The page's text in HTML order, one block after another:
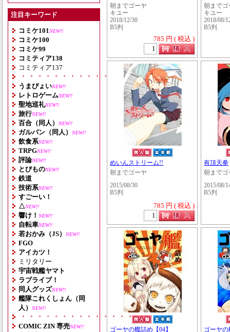
注目キーワード
コミケ101 NEW!!
コミケ100
コミケ99
コミティア138
コミティア137
・・・・・・・・・・・・・・・・・・・
うまぴょいNEW!!
レトロゲームNEW!!
聖地巡礼NEW!!
旅行NEW!!
百合（同人） NEW!!
ガルパン（同人） NEW!!
飲食系NEW!!
TRPGNEW!!
評論NEW!!
とびものNEW!!
鉄道
技術系NEW!!
すごーい！
△NEW!!
響け！ NEW!!
自転車NEW!!
若おかみ（JS） NEW!!
FGO
アイカツ！
ミリタリー
宇宙戦艦ヤマト
ラブライブ！
同人グッズNEW!!
艦隊これくしょん（同
人）
NEW!!
・・・・・・・・・・・・・・・・・・・
COMIC ZIN 専売NEW!!
朝までゴーヤ
キユー
2018/12/30
B5判
785 円 ( 税込 )
朝までゴ
キユー
2018/08/
B5判
めいんストリーム!!
朝までゴーヤ
2015/08/30
B5判
785 円 ( 税込 )
有頂天拳
朝までゴ
2015/08/
B5判
ゴーヤの艦詰め【04】
ゴーヤの